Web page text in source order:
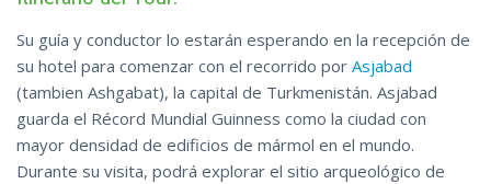
Su guía y conductor lo estarán esperando en la recepción de
su hotel para comenzar con el recorrido por Asjabad
(tambien Ashgabat), la capital de Turkmenistán. Asjabad
guarda el Récord Mundial Guinness como la ciudad con
mayor densidad de edificios de mármol en el mundo.
Durante su visita, podrá explorar el sitio arqueológico de